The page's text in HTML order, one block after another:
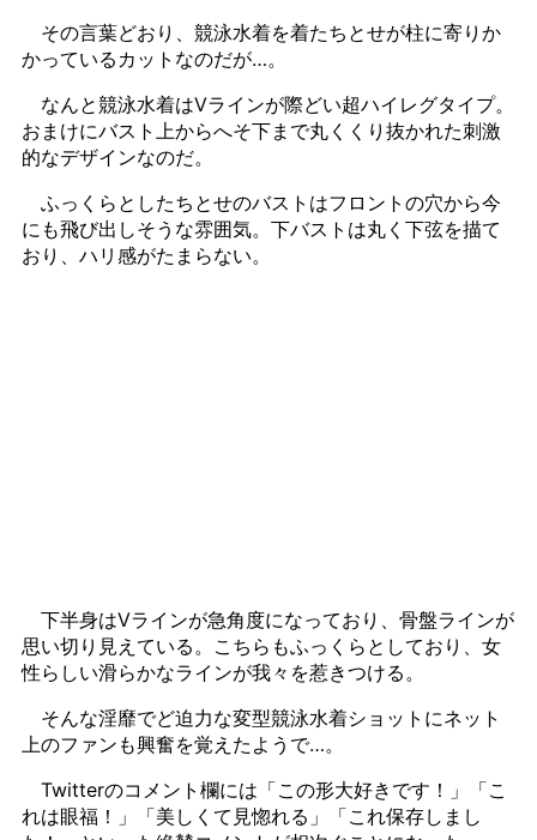
その言葉どおり、競泳水着を着たちとせが柱に寄りか
かっているカットなのだが…。
なんと競泳水着はVラインが際どい超ハイレグタイプ。
おまけにバスト上からへそ下まで丸くくり抜かれた刺激
的なデザインなのだ。
ふっくらとしたちとせのバストはフロントの穴から今
にも飛び出しそうな雰囲気。下バストは丸く下弦を描て
おり、ハリ感がたまらない。
下半身はVラインが急角度になっており、骨盤ラインが
思い切り見えている。こちらもふっくらとしており、女
性らしい滑らかなラインが我々を惹きつける。
そんな淫靡でど迫力な変型競泳水着ショットにネット
上のファンも興奮を覚えたようで…。
Twitterのコメント欄には「この形大好きです！」「こ
れは眼福！」「美しくて見惚れる」「これ保存しまし